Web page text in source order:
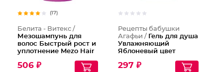
(17)
Белита - Витекс /
Мезошампунь для
волос Быстрый рост и
уплотнение Mezo Hair
506 ₽
Рецепты бабушки
Агафьи / Гель для душа
Увлажняющий
Яблоневый цвет
297 ₽